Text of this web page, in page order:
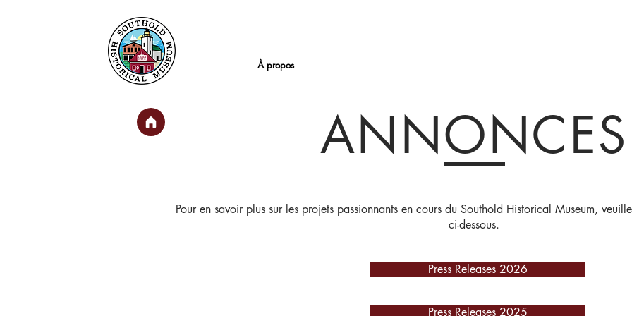
À propos
ANNONCES
Pour en savoir plus sur les projets passionnants en cours du Southold Historical Museum,
ci-dessous.
Press Releases 2026
Press Releases 2025